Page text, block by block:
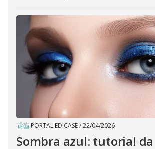
PORTAL EDICASE/22/04/2026
Sombra azul: tutorial